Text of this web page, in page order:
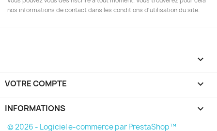
nos informations de contact dans les conditions d'utilisation du site.

VOTRE COMPTE 
INFORMATIONS keyboard_arrow_down
© 2026 - Logiciel e-commerce par PrestaShop™